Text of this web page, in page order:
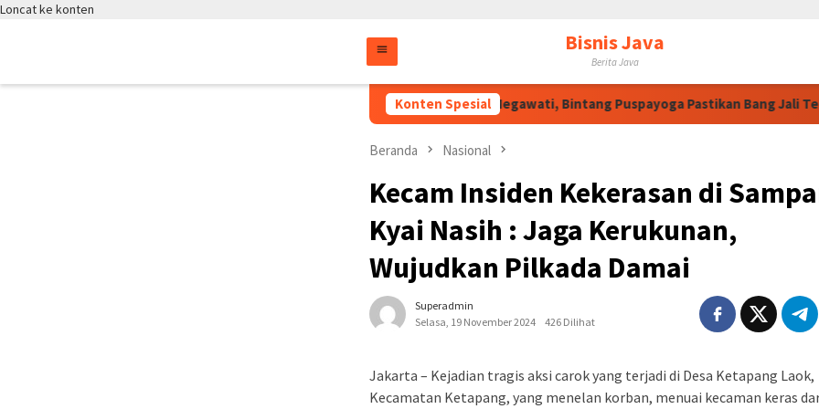
Loncat ke konten
Bisnis Java
Berita Java
Konten Spesial
Atas Arahan Megawati, Bintang Puspayoga Pastikan Bang Jali Terus
Beranda Nasional
Kecam Insiden Kekerasan di
Kyai Nasih : Jaga Kerukunan,
Wujudkan Pilkada Damai
Superadmin
Selasa, 19 November 2024
426 Dilihat
Jakarta – Kejadian tragis aksi carok yang terjadi di Desa Ketapang Laok,
Kecamatan Ketapang, yang menelan korban, menuai kecaman keras